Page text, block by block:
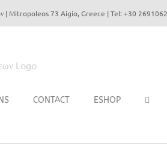
| Mitropoleos 73 Aigio, Greece | Tel: +30
CONTACT ESHOP